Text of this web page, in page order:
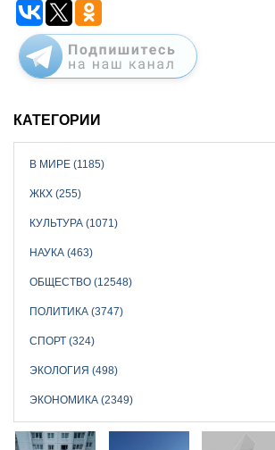
КАТЕГОРИИ
В МИРЕ (1185)
ЖКХ (255)
КУЛЬТУРА (1071)
НАУКА (463)
ОБЩЕСТВО (12548)
ПОЛИТИКА (3747)
СПОРТ (324)
ЭКОЛОГИЯ (498)
ЭКОНОМИКА (2349)